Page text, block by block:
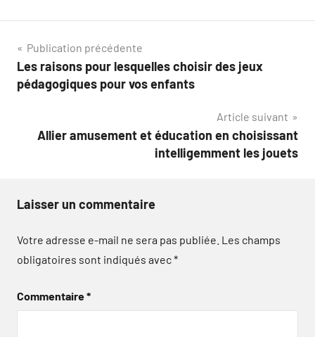
Navigation
de
Publication précédente
Les raisons pour lesquelles choisir des jeux
pédagogiques pour vos enfants
Article suivant
Allier amusement et éducation en choisissant
intelligemment les jouets
Laisser un commentaire
Votre adresse e-mail ne sera pas publiée. Les champs
obligatoires sont indiqués avec*
Commentaire*